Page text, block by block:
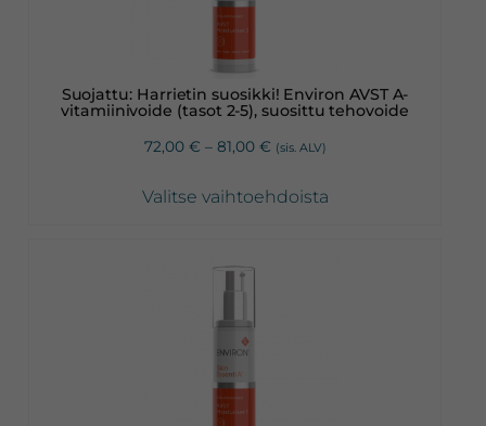
Suojattu: Harrietin suosikki! Environ AVST A-
vitamiinivoide (tasot 2-5), suosittu tehovoide
72,00 € – 81,00 €Hintaluokka:
-
(sis. ALV)
Valitse vaihtoehdoista
tuotteen